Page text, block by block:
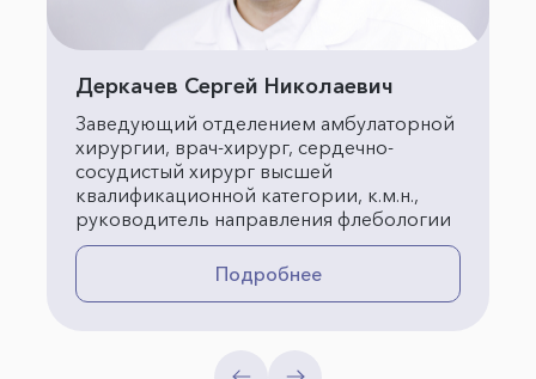
Деркачев Сергей Николаевич
Заведующий отделением амбулаторной
хирургии, врач-хирург, сердечно-
сосудистый хирург высшей
квалификационной категории, к.м.н.,
руководитель направления флебологии
Подробнее